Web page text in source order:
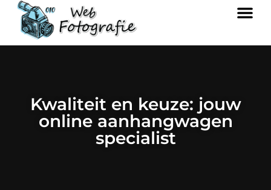
Kwaliteit en keuze: jouw
online aanhangwagen
specialist